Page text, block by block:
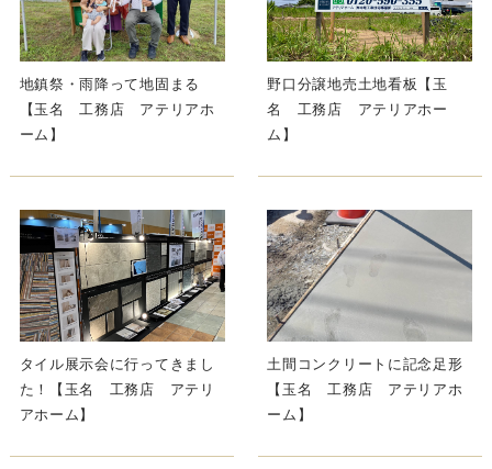
地鎮祭・雨降って地固まる
【玉名 工務店 アテリアホ
ーム】
野口分譲地売土地看板【玉
名 工務店 アテリアホー
ム】
タイル展示会に行ってきまし
た！【玉名 工務店 アテリ
アホーム】
土間コンクリートに記念足形
【玉名 工務店 アテリアホ
ーム】